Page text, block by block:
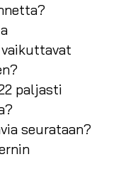
paljasti
seurataan?